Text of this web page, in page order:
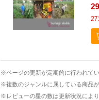
271
※ページの更新が定期的に行われて
※複数のジャンルに属している商品
※レビューの星の数は更新状況によ